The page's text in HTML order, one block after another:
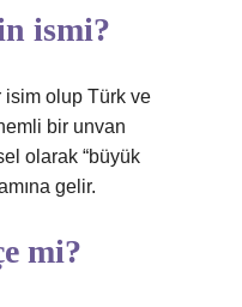
ismi?
isim olup Türk ve
bir unvan
olarak “büyük
gelir.
mi?